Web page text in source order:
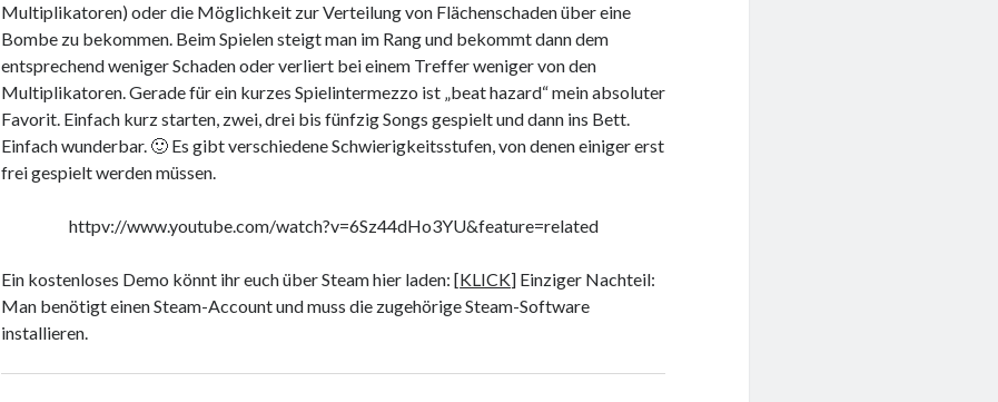
Multiplikatoren) oder die Möglichkeit zur Verteilung von Flächenschaden über eine
Bombe zu bekommen. Beim Spielen steigt man im Rang und bekommt dann dem
entsprechend weniger Schaden oder verliert bei einem Treffer weniger von den
Multiplikatoren. Gerade für ein kurzes Spielintermezzo ist „beat hazard“ mein absoluter
Favorit. Einfach kurz starten, zwei, drei bis fünfzig Songs gespielt und dann ins Bett.
Einfach wunderbar. 🙂 Es gibt verschiedene Schwierigkeitsstufen, von denen einiger erst
frei gespielt werden müssen.
httpv://www.youtube.com/watch?v=6Sz44dHo3YU&feature=related
Ein kostenloses Demo könnt ihr euch über Steam hier laden: [KLICK] Einziger Nachteil:
Man benötigt einen Steam-Account und muss die zugehörige Steam-Software
installieren.